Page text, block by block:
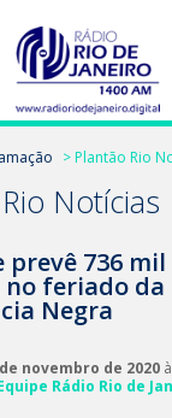
> Plantão Rio
Notícias
prevê 736
no feriado da
Negra
novembro de 2020
Rádio Rio de